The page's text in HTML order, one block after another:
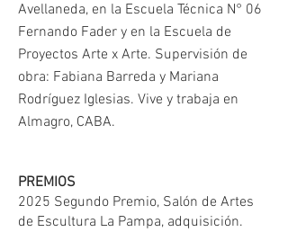
Avellaneda, en la Escuela Técnica N° 06
Fernando Fader y en la Escuela de
Proyectos Arte x Arte. Supervisión de
obra: Fabiana Barreda y Mariana
Rodríguez Iglesias. Vive y trabaja en
Almagro, CABA.
PREMIOS
2025 Segundo Premio, Salón de Artes
de Escultura La Pampa, adquisición.